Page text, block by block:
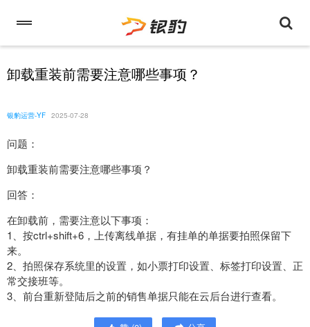
卸载重装前需要注意哪些事项？
银豹运营-YF 2025-07-28
问题：
卸载重装前需要注意哪些事项？
回答：
在卸载前，需要注意以下事项：
1、按ctrl+shift+6，上传离线单据，有挂单的单据要拍照保留下
来。
2、拍照保存系统里的设置，如小票打印设置、标签打印设置、正
常交接班等。
3、前台重新登陆后之前的销售单据只能在云后台进行查看。